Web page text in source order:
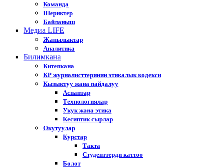
Команда
Шериктер
Байланыш
Медиа LIFE
Жанылыктар
Аналитика
Билимкана
Китепкана
КР журналисттеринин этикалык кодекси
Кызыктуу жана пайдалуу
Аспаптар
Технологиялар
Укук жана этика
Кесиптик сырлар
Окутуулар
Курстар
Такта
Студенттерди каттоо
Болот